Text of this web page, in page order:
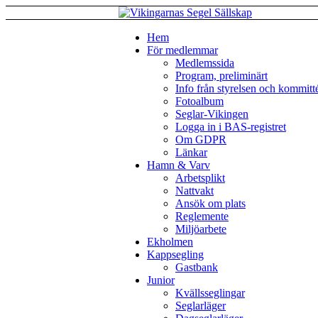
Hem
För medlemmar
Medlemssida
Program, preliminärt
Info från styrelsen och
Fotoalbum
Seglar-Vikingen
Logga in i BAS-registret
Om GDPR
Länkar
Hamn & Varv
Arbetsplikt
Nattvakt
Ansök om plats
Reglemente
Miljöarbete
Ekholmen
Kappsegling
Gastbank
Junior
Kvällsseglingar
Seglarläger